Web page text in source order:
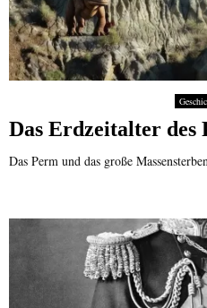
Das Erdzeitalter des
Das Perm und das große